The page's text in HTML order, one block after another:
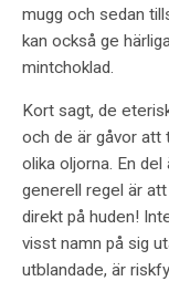
mugg och sedan
kan också ge
mintchoklad.
Kort sagt, de
och de är gåvor att
olika oljorna. En
generell regel är
direkt på huden!
visst namn på sig
utblandade, är